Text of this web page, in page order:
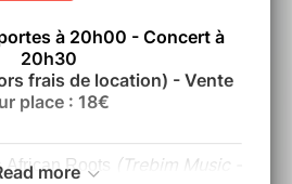
à 20h00 - Concert à
20h30
frais de location) - Vente
place : 18€
African Roots (Trebim Music -
more